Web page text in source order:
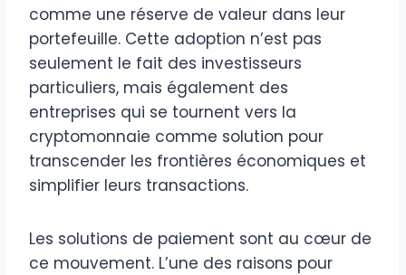
comme une réserve de valeur dans leur
portefeuille. Cette adoption n’est pas
seulement le fait des investisseurs
particuliers, mais également des
entreprises qui se tournent vers la
cryptomonnaie comme solution pour
transcender les frontières économiques et
simplifier leurs transactions.
Les solutions de paiement sont au cœur de
ce mouvement. L’une des raisons pour